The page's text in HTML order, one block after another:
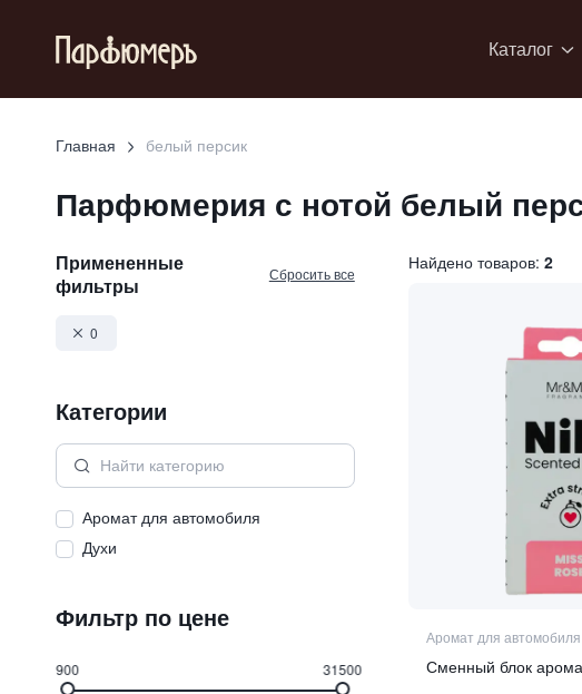
Каталог
Главная белый персик
Парфюмерия с нотой белый
Найдено товаров: 2
Аромат для автомобиля
Примененные
фильтры
Сбросить все
0
Категории
Аромат для автомобиля
Духи
Фильтр по цене
900 31500